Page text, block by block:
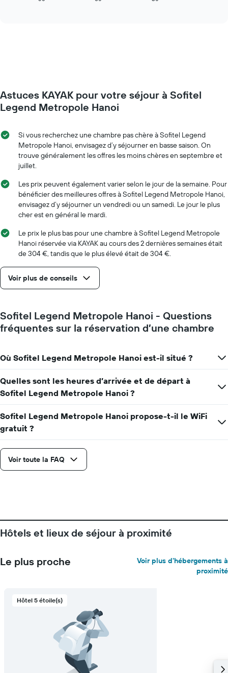
le
prix
moyen
chambre
la
date
du
Sur
graphique,
axe
indiquent
le
nombre
jours
avant
Sur
le
graphique,
Y
indiquent
moyen
d'une
chambre
Astuces KAYAK pour votre séjour à Sofitel
Legend Metropole Hanoi
Si vous recherchez une chambre pas chère à Sofitel Legend
Metropole Hanoi, envisagez d’y séjourner en basse saison. On
trouve généralement les offres les moins chères en septembre et
juillet.
Les prix peuvent également varier selon le jour de la semaine. Pour
bénéficier des meilleures offres à Sofitel Legend Metropole Hanoi,
envisagez d’y séjourner un vendredi ou un samedi. Le jour le plus
cher est en général le mardi.
Le prix le plus bas pour une chambre à Sofitel Legend Metropole
Hanoi réservée via KAYAK au cours des 2 dernières semaines était
de 304 €, tandis que le plus élevé était de 304 €.
Voir plus de conseils
Sofitel Legend Metropole Hanoi - Questions
fréquentes sur la réservation d’une chambre
Où Sofitel Legend Metropole Hanoi est-il situé ?
Quelles sont les heures d’arrivée et de départ à
Sofitel Legend Metropole Hanoi ?
Sofitel Legend Metropole Hanoi propose-t-il le WiFi
gratuit ?
Voir toute la FAQ
Hôtels et lieux de séjour à proximité
Le plus proche
Voir plus d'hébergements à
proximité
Hôtel 5 étoile(s)